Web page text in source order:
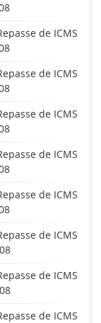
de ICMS
de ICMS
de ICMS
de ICMS
de ICMS
de ICMS
de ICMS
de ICMS